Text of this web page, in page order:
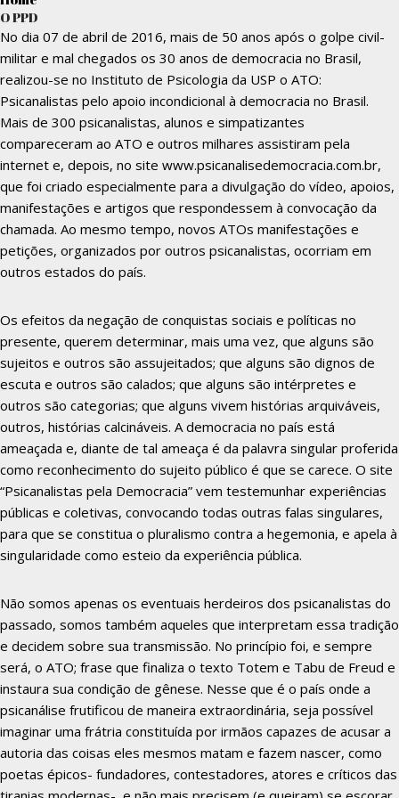
O PPD
No dia 07 de abril de 2016, mais de 50 anos após o golpe civil-
militar e mal chegados os 30 anos de democracia no Brasil,
realizou-se no Instituto de Psicologia da USP o ATO:
Psicanalistas pelo apoio incondicional à democracia no Brasil.
Mais de 300 psicanalistas, alunos e simpatizantes
compareceram ao ATO e outros milhares assistiram pela
internet e, depois, no site www.psicanalisedemocracia.com.br,
que foi criado especialmente para a divulgação do vídeo, apoios,
manifestações e artigos que respondessem à convocação da
chamada. Ao mesmo tempo, novos ATOs manifestações e
petições, organizados por outros psicanalistas, ocorriam em
outros estados do país.
Os efeitos da negação de conquistas sociais e políticas no
presente, querem determinar, mais uma vez, que alguns são
sujeitos e outros são assujeitados; que alguns são dignos de
escuta e outros são calados; que alguns são intérpretes e
outros são categorias; que alguns vivem histórias arquiváveis,
outros, histórias calcináveis. A democracia no país está
ameaçada e, diante de tal ameaça é da palavra singular proferida
como reconhecimento do sujeito público é que se carece. O site
“Psicanalistas pela Democracia” vem testemunhar experiências
públicas e coletivas, convocando todas outras falas singulares,
para que se constitua o pluralismo contra a hegemonia, e apela à
singularidade como esteio da experiência pública.
Não somos apenas os eventuais herdeiros dos psicanalistas do
passado, somos também aqueles que interpretam essa tradição
e decidem sobre sua transmissão. No princípio foi, e sempre
será, o ATO; frase que finaliza o texto Totem e Tabu de Freud e
instaura sua condição de gênese. Nesse que é o país onde a
psicanálise frutificou de maneira extraordinária, seja possível
imaginar uma frátria constituída por irmãos capazes de acusar a
autoria das coisas eles mesmos matam e fazem nascer, como
poetas épicos- fundadores, contestadores, atores e críticos das